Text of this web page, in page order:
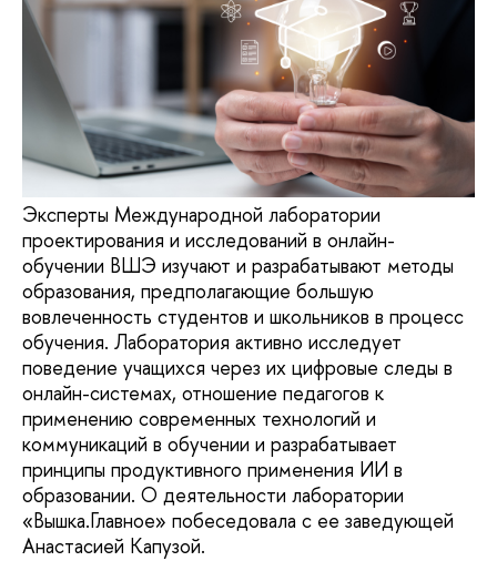
Эксперты Международной лаборатории
проектирования и исследований в онлайн-
обучении ВШЭ изучают и разрабатывают методы
образования, предполагающие большую
вовлеченность студентов и школьников в процесс
обучения. Лаборатория активно исследует
поведение учащихся через их цифровые следы в
онлайн-системах, отношение педагогов к
применению современных технологий и
коммуникаций в обучении и разрабатывает
принципы продуктивного применения ИИ в
образовании. О деятельности лаборатории
«Вышка.Главное» побеседовала с ее заведующей
Анастасией Капузой.